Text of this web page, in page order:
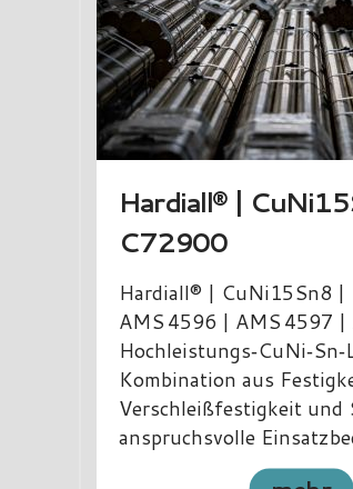
Hardiall® |
C72900
Hardiall® | CuNi15Sn8 |
AMS 4596 | AMS 4597 |
Kombination aus
Verschleißfestigkeit
anspruchsvolle